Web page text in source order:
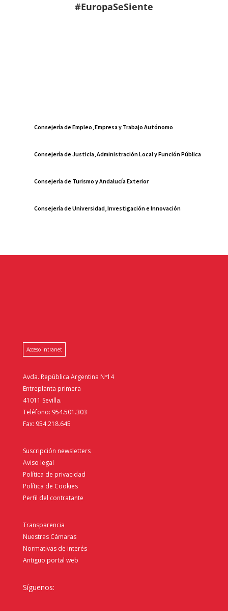
#EuropaSeSiente
Consejería de Empleo, Empresa y Trabajo Autónomo
Consejería de Justicia, Administración Local y Función Pública
Consejería de Turismo y Andalucía Exterior
Consejería de Universidad, Investigación e Innovación
Acceso intranet
Avda. República Argentina Nº14
Entreplanta primera
41011 Sevilla.
Teléfono: 954.501.303
Fax: 954.218.645
Suscripción newsletters
Aviso legal
Política de privacidad
Política de Cookies
Perfil del contratante
Transparencia
Nuestras Cámaras
Normativas de interés
Antiguo portal web
Síguenos: